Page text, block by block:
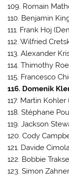
109. Romain
110. Benjamin
111. Frank Hoj
112. Wilfried
113. Alexander
114. Thimothy
115. Francesco
116. Domenik
117. Martin Kohler
118. Stéphane
119. Jackson
120. Cody
121. Davide
122. Bobbie
123. Simon